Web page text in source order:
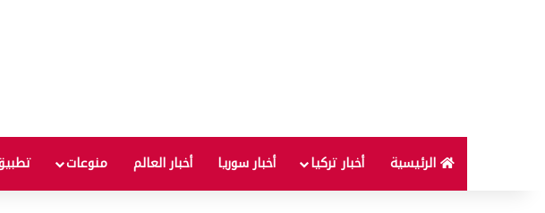
الرئيسية أخبار تركيا أخبار سوريا أخبار العالم منوعات